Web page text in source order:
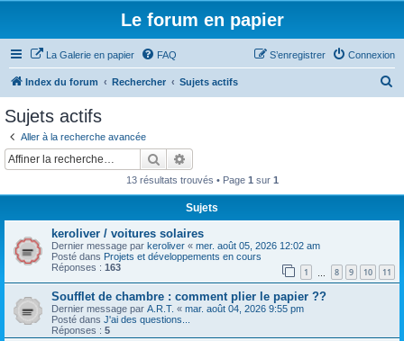
Le forum en papier
La Galerie en papier FAQ Connexion
S’enregistrer
Index du forum Rechercher Sujets actifs
Sujets actifs
Aller à la recherche avancée
Rechercher
13 résultats trouvés • Page 1 sur 1
Sujets
keroliver / voitures solaires
Dernier message par keroliver « mer. août 05, 2026 12:02 am
Posté dans Projets et développements en cours
Réponses : 163 1 8 9 10 11
Soufflet de chambre : comment plier le papier ??
Dernier message par A.R.T. « mar. août 04, 2026 9:55 pm
Posté dans J'ai des questions...
Réponses : 5